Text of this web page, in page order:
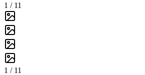
1 / 11
1 / 11